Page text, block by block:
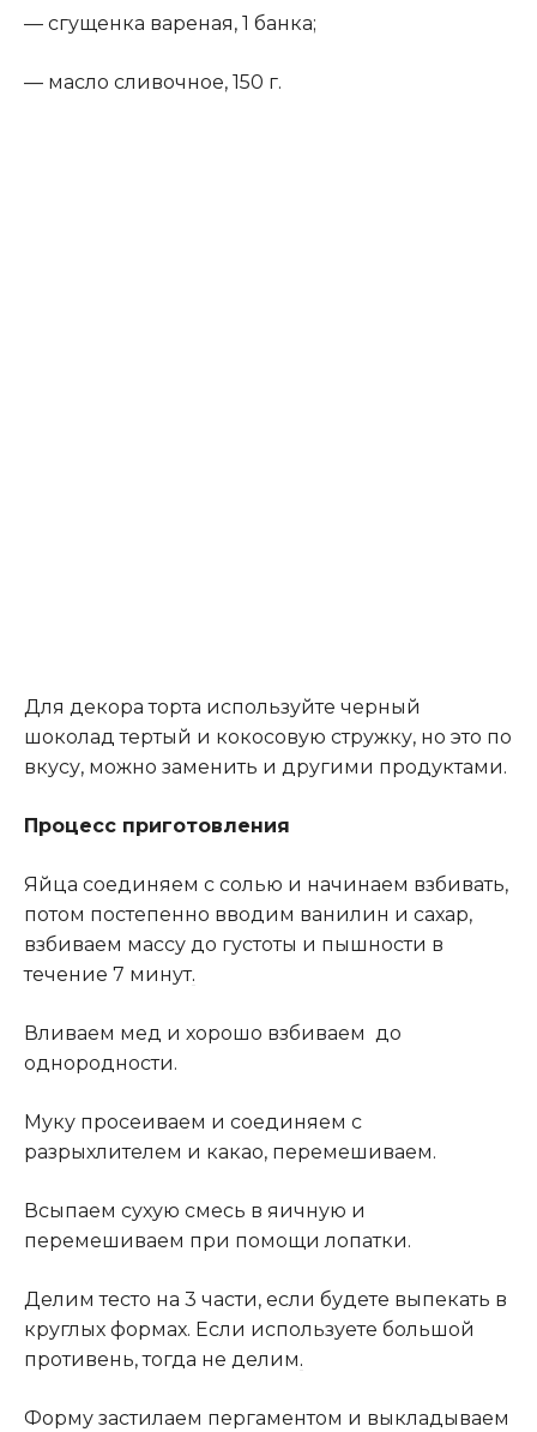
— сгущенка вареная, 1 банка;
— масло сливочное, 150 г.
Для декора торта используйте черный
шоколад тертый и кокосовую стружку, но это по
вкусу, можно заменить и другими продуктами.
Процесс приготовления
Яйца соединяем с солью и начинаем взбивать,
потом постепенно вводим ванилин и сахар,
взбиваем массу до густоты и пышности в
течение 7 минут.
Вливаем мед и хорошо взбиваем до
однородности.
Муку просеиваем и соединяем с
разрыхлителем и какао, перемешиваем.
Всыпаем сухую смесь в яичную и
перемешиваем при помощи лопатки.
Делим тесто на 3 части, если будете выпекать в
круглых формах. Если используете большой
противень, тогда не делим.
Форму застилаем пергаментом и выкладываем